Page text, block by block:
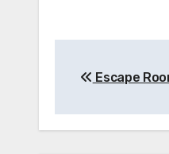
de
entradas
Escape